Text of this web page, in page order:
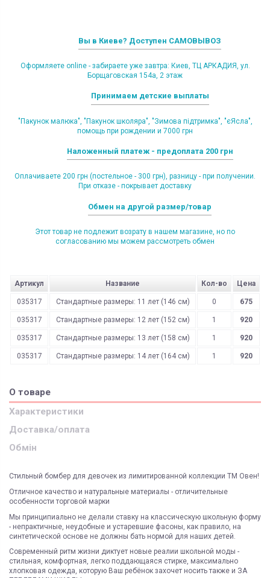
Вы в Киеве? Доступен САМОВЫВОЗ
Оформляете online - забираете уже завтра: Киев, ТЦ АРКАДИЯ, ул.
Борщаговская 154а, 2 этаж
Принимаем детские выплаты
"Пакунок малюка", "Пакунок школяра", "Зимова підтримка", "єЯсла",
помощь при рождении и 7000 грн
Наложенный платеж - предоплата 200 грн
Оплачиваете 200 грн (постельное - 300 грн), разницу - при получении.
При отказе - покрывает доставку
Обмен на другой размер/товар
Этот товар не подлежит возрату в нашем магазине, но по
согласованию мы можем рассмотреть обмен
Артикул Название Кол-во Цена
035317 Стандартные размеры: 11 лет (146 см) 0 675
035317 Стандартные размеры: 12 лет (152 см) 1 920
035317 Стандартные размеры: 13 лет (158 см) 1 920
035317 Стандартные размеры: 14 лет (164 см) 1 920
О товаре
Характеристики
Доставка/оплата
Обмін
Стильный бомбер для девочек из лимитированной коллекции ТМ Овен!
Отличное качество и натуральные материалы - отличительные
особенности торговой марки
Мы принципиально не делали ставку на классическую школьную форму
- непрактичные, неудобные и устаревшие фасоны, как правило, на
синтетической основе не должны бать нормой для наших детей.
Современный ритм жизни диктует новые реалии школьной моды -
стильная, комфортная, легко поддающаяся стирке, максимально
хлопковая одежда, которую Ваш ребёнок захочет носить также и ЗА